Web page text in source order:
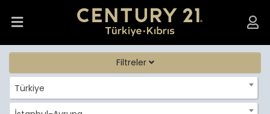
Filtreler
Türkiye